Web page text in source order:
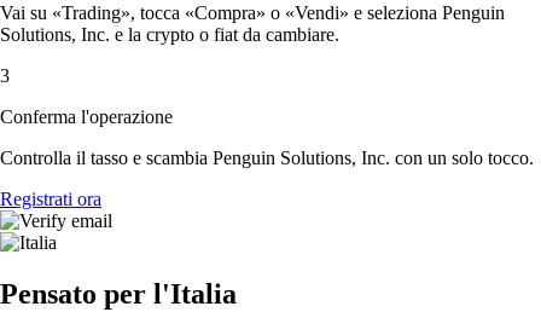
Vai su «Trading», tocca «Compra» o «Vendi» e seleziona Penguin
Solutions, Inc. e la crypto o fiat da cambiare.
3
Conferma l'operazione
Controlla il tasso e scambia Penguin Solutions, Inc. con un solo tocco.
Registrati ora
Pensato per l'Italia